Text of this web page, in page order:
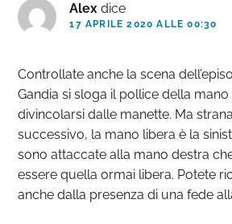
Alex dice
17 APRILE 2020 ALLE 00:30
Controllate anche la scena
Gandia si sloga il pollice della
divincolarsi dalle manette. Ma
successivo, la mano libera è la
sono attaccate alla mano destra
essere quella ormai libera. Potete
anche dalla presenza di una fede